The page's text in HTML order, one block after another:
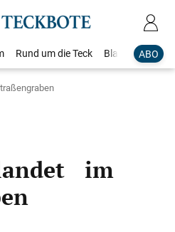
ABO
Rund um die Teck Blaulicht
im